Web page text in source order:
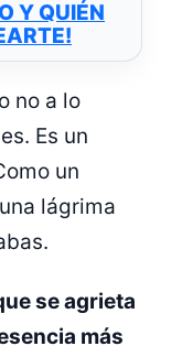
Y QUIÉN
no a lo
Es un
un
lágrima
se agrieta
más